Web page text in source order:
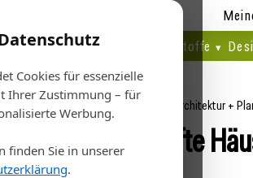
Cookies für essenzielle
Ihrer Zustimmung – für
Werbung.
finden Sie in unserer
.
Fertigen Bau- + Werkstoffe
Architektur +
Traumhafte